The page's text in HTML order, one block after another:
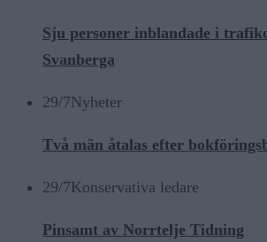
Sju personer inblandade i
Svanberga
29/7Nyheter
Två män åtalas efter
29/7Konservativa ledare
Pinsamt av Norrtelje Tidning